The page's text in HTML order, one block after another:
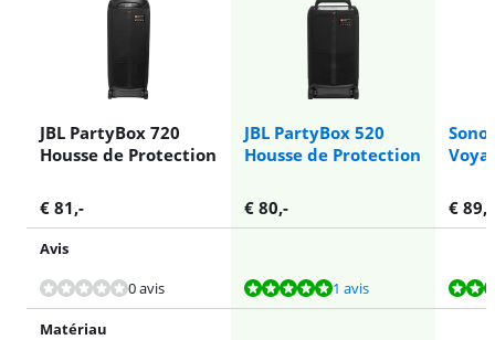
JBL PartyBox 720
Housse de Protection
JBL PartyBox 520
Housse de Protection
€ 81,- € 80,- € 89,-
Avis
0 avis
La note est de 10 sur 10, basée sur 1 avis. 1 avis
La note est de 7,7 sur 10, basée sur 3 avis.
La note est de 8,0 sur 10, basée sur 1 avis.
Matériau